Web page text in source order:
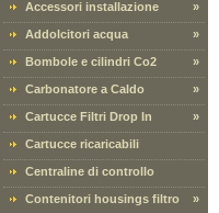
Accessori installazione »
Addolcitori acqua »
Bombole e cilindri Co2 »
Carbonatore a Caldo »
Cartucce Filtri Drop In »
Cartucce ricaricabili
Centraline di controllo
Contenitori housings filtro »